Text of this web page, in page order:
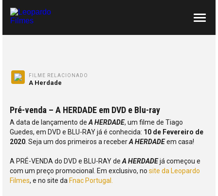
SOBRE NÓS
CONTACTOS
Pré-venda – A HERDADE em DVD e Blu-ray
A data de lançamento de A HERDADE, um filme de Tiago
Guedes, em DVD e BLU-RAY já é conhecida: 10 de Fevereiro de
2020 . Seja um dos primeiros a receberA HERDADEem casa!
A PRÉ-VENDA do DVD e BLU-RAY de A HERDADEjá começou e
com um preço promocional. Em exclusivo, no site da Leopardo
Filmes, e no site da Fnac Portugal.
FILME RELACIONADO
A Herdade